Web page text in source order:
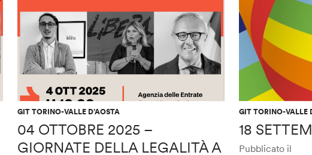
GIT TORINO-VALLE D’AOSTA
04 OTTOBRE 2025 –
GIORNATE DELLA LEGALITÀ A
GIT TORINO-VALLE
18
Pubblicato il